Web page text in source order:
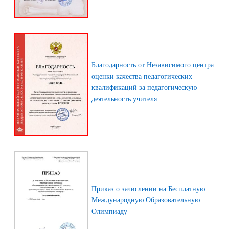
Благодарность от Независимого центра
оценки качества педагогических
квалификаций за педагогическую
деятельность учителя
Приказ о зачислении на Бесплатную
Международную Образовательную
Олимпиаду